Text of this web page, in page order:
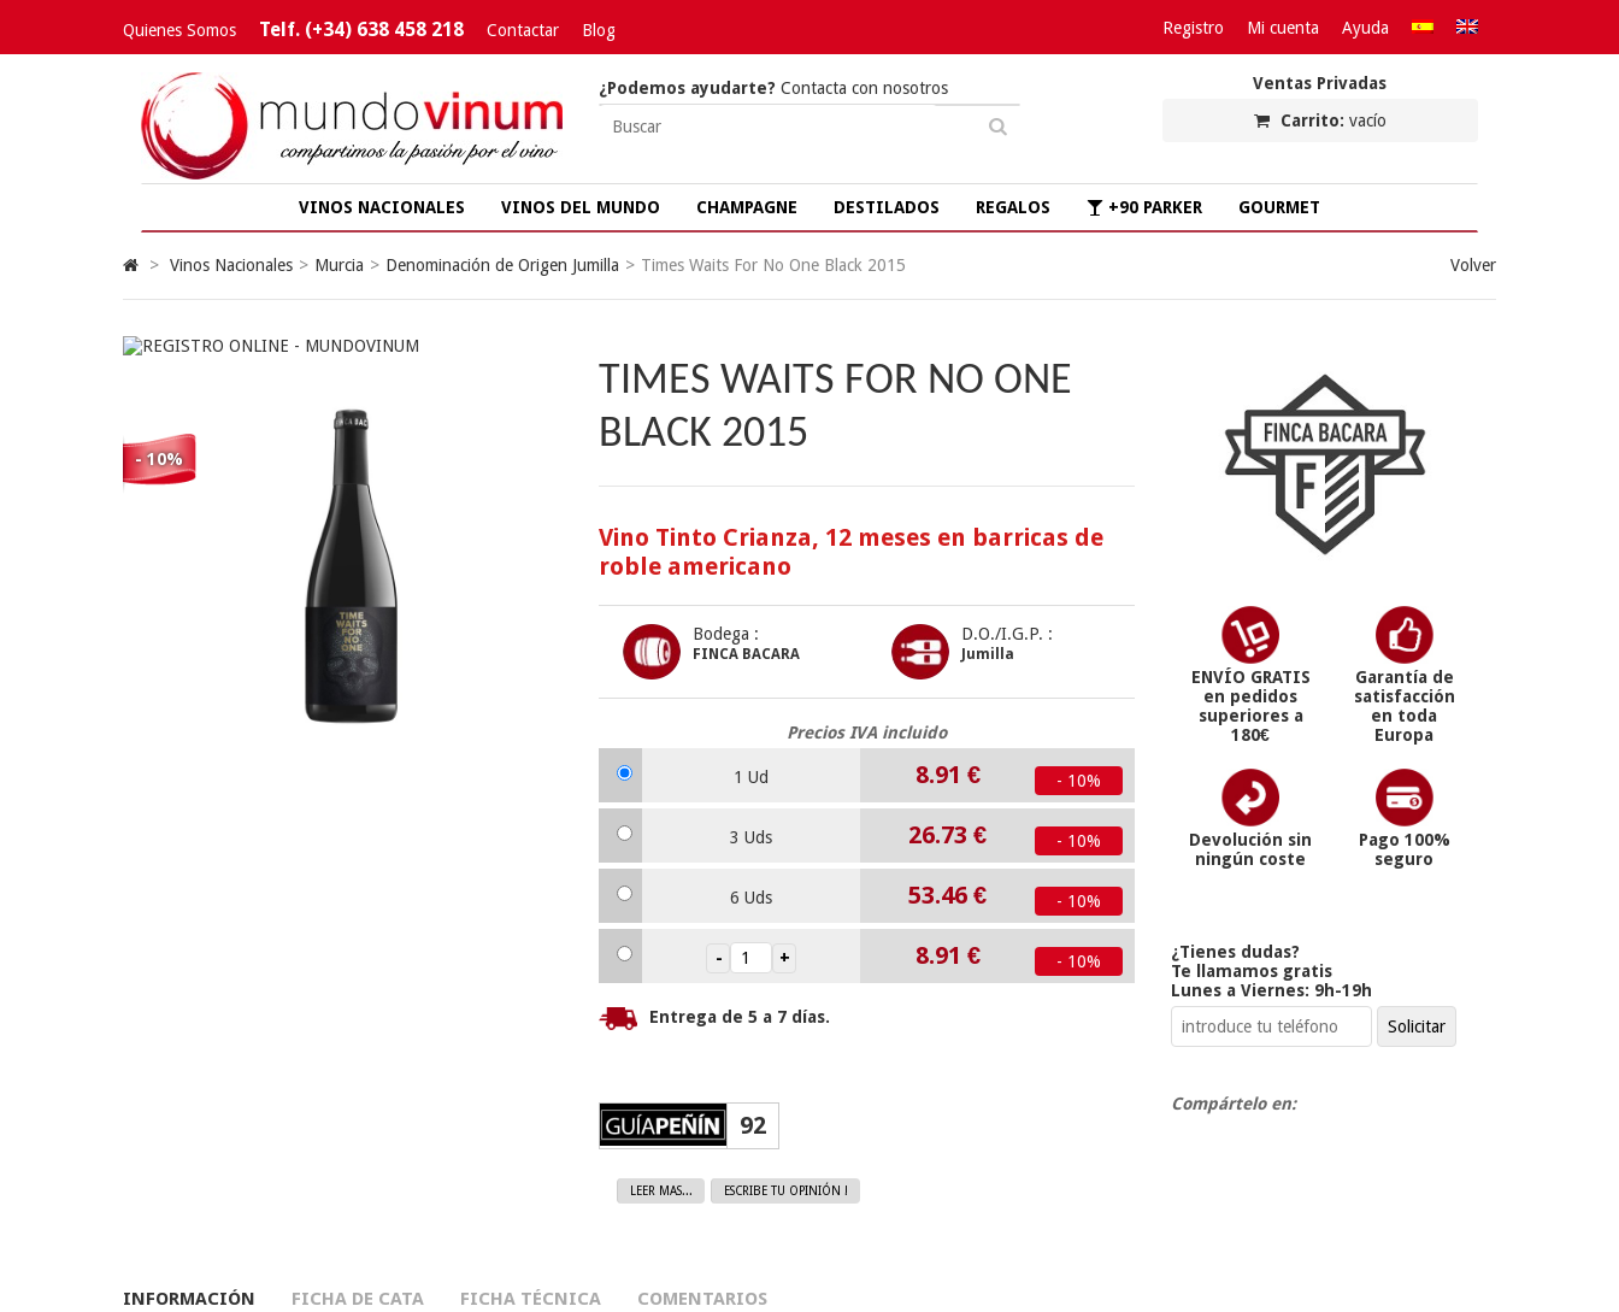
Quienes Somos Telf. (+34) 638 458 218 Contactar Blog Registro Mi cuenta Ayuda
Ventas Privadas
Carrito: vacío
¿Podemos ayudarte? Contacta con nosotros
VINOS NACIONALES VINOS DEL MUNDO CHAMPAGNE DESTILADOS REGALOS +90 PARKER GOURMET
> Vinos Nacionales > Murcia > Denominación de Origen Jumilla > Times Waits For No One Black 2015 Volver
- 10%
TIMES WAITS FOR NO ONE
BLACK 2015
Vino Tinto Crianza, 12 meses en barricas de
roble americano
Bodega :
FINCA BACARA
D.O./I.G.P. :
Jumilla
Precios IVA incluido
1 Ud 8.91 € - 10%
3 Uds 26.73€ - 10%
6 Uds 53.46€ - 10%
8.91 € - 10%
Entrega de 5 a 7 días.
92
LEER MAS... ESCRIBE TU OPINIÓN !
ENVÍO GRATIS
en pedidos
superiores a
180€
Garantía de
satisfacción
en toda
Europa
Devolución sin
ningún coste
Pago 100%
seguro
¿Tienes dudas?
Te llamamos gratis
Lunes a Viernes: 9h-19h
Compártelo en:
INFORMACIÓN FICHA DE CATA FICHA TÉCNICA COMENTARIOS